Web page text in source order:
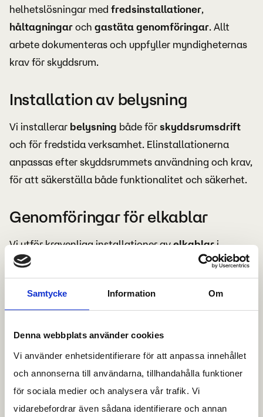
Samtycke Information Om
Denna webbplats använder cookies
Vi använder enhetsidentifierare för att anpassa innehållet
och annonserna till användarna, tillhandahålla funktioner
för sociala medier och analysera vår trafik. Vi
vidarebefordrar även sådana identifierare och annan
helhetslösningar med fredsinstallationer,
håltagningar och gastäta genomföringar. Allt
arbete dokumenteras och uppfyller myndigheternas
krav för skyddsrum.
Installation av belysning
Vi installerar belysning både för skyddsrumsdrift
och för fredstida verksamhet. Elinstallationerna
anpassas efter skyddsrummets användning och krav,
för att säkerställa både funktionalitet och säkerhet.
Genomföringar för elkablar
Vi utför kravenliga installationer avelkablari
skyddsrumsväggar, tak och golv, enligt de krav som
ställs förgenomföringari skyddsrum.
Skyddsrumsanpassad VVS och
avlopp
VVS-tjänster för
, från ventilbyten till stambyten. Våra
sker med certifierat material